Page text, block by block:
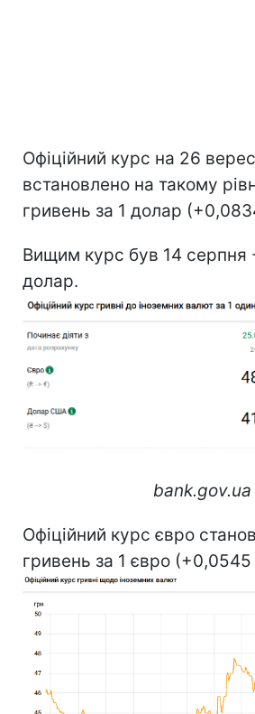
Офіційний курс на 26
встановлено на такому
гривень за 1 долар
Вищим курс був 14 серпня
долар.
bank.gov.ua
Офіційний курс євро
гривень за 1 євро (+0,0545